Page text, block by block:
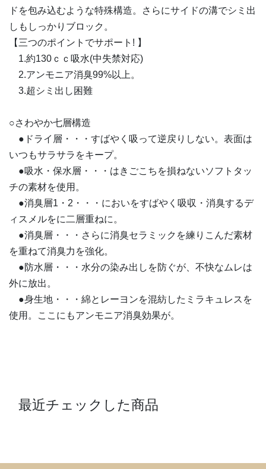
ドを包み込むような特殊構造。さらにサイドの溝でシミ出
しもしっかりブロック。
【三つのポイントでサポート! 】
1.約130ｃｃ吸水(中失禁対応)
2.アンモニア消臭99%以上。
3.超シミ出し困難
○さわやか七層構造
●ドライ層・・・すばやく吸って逆戻りしない。表面は
いつもサラサラをキープ。
●吸水・保水層・・・はきごこちを損ねないソフトタッ
チの素材を使用。
●消臭層1・2・・・においをすばやく吸収・消臭するデ
ィスメルをに二層重ねに。
●消臭層・・・さらに消臭セラミックを練りこんだ素材
を重ねて消臭力を強化。
●防水層・・・水分の染み出しを防ぐが、不快なムレは
外に放出。
●身生地・・・綿とレーヨンを混紡したミラキュレスを
使用。ここにもアンモニア消臭効果が。
最近チェックした商品